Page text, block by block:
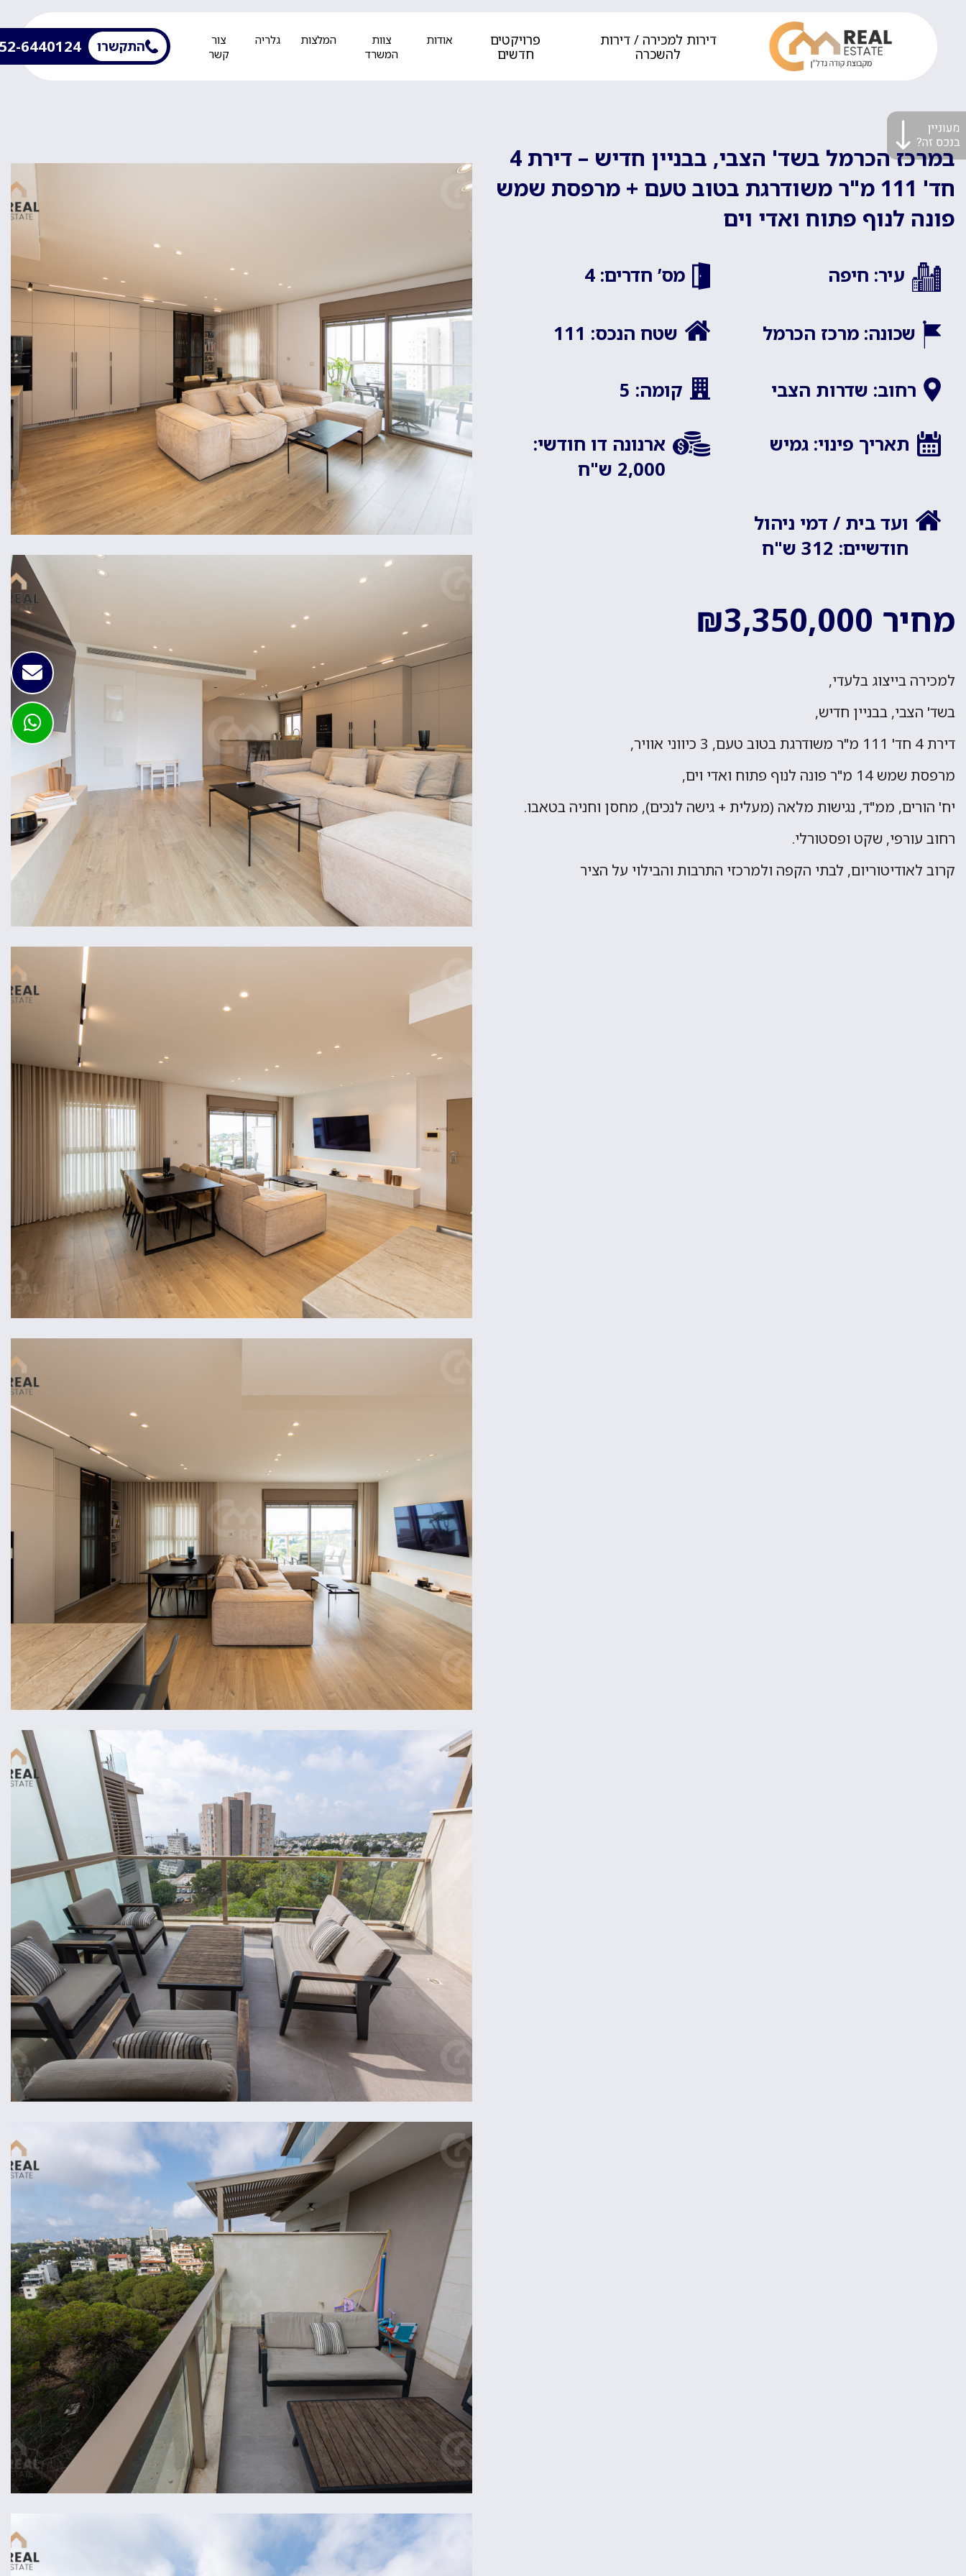
דירות למכירה / דירות
להשכרה
פרויקטים
חדשים
אודות
צוות
המשרד
המלצות גלריה
צור
קשר
התקשרו 6440124
במרכז הכרמל בשד' הצבי, בבניין חדיש – דירת 4
חד' 111 מ"ר משודרגת בטוב טעם + מרפסת שמש
פונה לנוף פתוח ואדי וים
עיר: חיפה מס’ חדרים: 4
שכונה: מרכז הכרמל שטח הנכס: 111
רחוב: שדרות הצבי קומה: 5
תאריך פינוי: גמיש
ארנונה דו חודשי:
2,000 ש"ח
ועד בית / דמי ניהול
חודשיים: 312 ש"ח
מחיר ₪3,350,000
למכירה בייצוג בלעדי,
בשד' הצבי, בבניין חדיש,
דירת 4 חד' 111 מ"ר משודרגת בטוב טעם, 3 כיווני אוויר,
מרפסת שמש 14 מ"ר פונה לנוף פתוח ואדי וים,
יח' הורים, ממ"ד, נגישות מלאה (מעלית + גישה לנכים), מחסן וחניה בטאבו.
רחוב עורפי, שקט ופסטורלי.
קרוב לאודיטוריום, לבתי הקפה ולמרכזי התרבות והבילוי על הציר